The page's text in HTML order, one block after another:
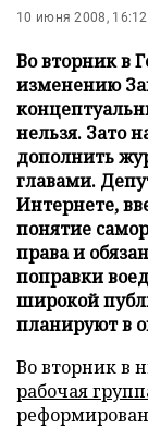
10 июня 2008, 16:12
Во вторник в
изменению
нельзя. Зато
дополнить
главами.
Интернете,
понятие
права и
поправки
широкой
планируют в
Во вторник в
рабочая